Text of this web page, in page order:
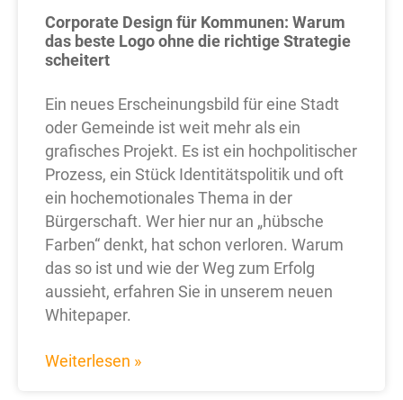
Corporate Design für Kommunen: Warum
das beste Logo ohne die richtige Strategie
scheitert
Ein neues Erscheinungsbild für eine Stadt
oder Gemeinde ist weit mehr als ein
grafisches Projekt. Es ist ein hochpolitischer
Prozess, ein Stück Identitätspolitik und oft
ein hochemotionales Thema in der
Bürgerschaft. Wer hier nur an „hübsche
Farben“ denkt, hat schon verloren. Warum
das so ist und wie der Weg zum Erfolg
aussieht, erfahren Sie in unserem neuen
Whitepaper.
Weiterlesen »